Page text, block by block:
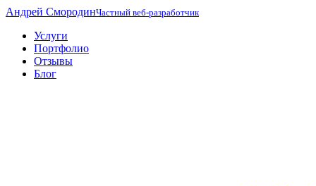
Андрей СмородинЧастный веб-разработчик
Услуги
Портфолио
Отзывы
Блог